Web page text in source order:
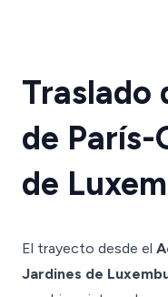
Traslado
de París-
de
El trayecto desde el
Jardines de